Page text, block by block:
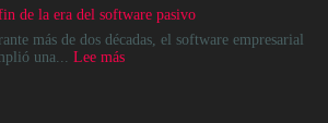
destino,
es
un
por
semiconductores
de la era del software pasivo
más de dos décadas, el software empresarial
una... Lee más: